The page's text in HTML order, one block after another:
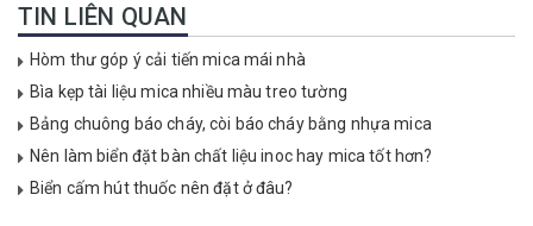
TIN LIÊN QUAN
Hòm thư góp ý cải tiến mica mái nhà
Bìa kẹp tài liệu mica nhiều màu treo tường
Bảng chuông báo cháy, còi báo cháy bằng nhựa mica
Nên làm biển đặt bàn chất liệu inoc hay mica tốt hơn?
Biển cấm hút thuốc nên đặt ở đâu?